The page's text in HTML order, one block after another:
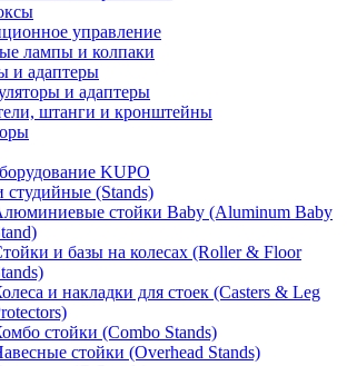
управление
лампы и колпаки
и адаптеры
и адаптеры
штанги и кронштейны
KUPO
студийные (Stands)
стойки Baby (Aluminum Baby
и базы на колесах (Roller & Floor
и накладки для стоек (Casters & Leg
стойки (Combo Stands)
стойки (Overhead Stands)